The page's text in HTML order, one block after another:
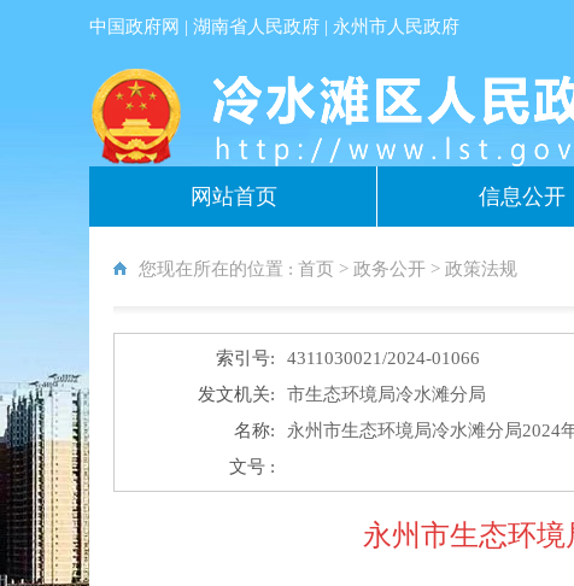
中国政府网 |湖南省人民政府 | 永州市人民政府
网站首页 信息公开
您现在所在的位置 :首页 >政务公开 >政策法规
索引号: 4311030021/2024-01066
发文机关:
市生态环境局冷水滩分局
名称:
永州市生态环境局冷水滩分局2024
文号 :
永州市生态环境